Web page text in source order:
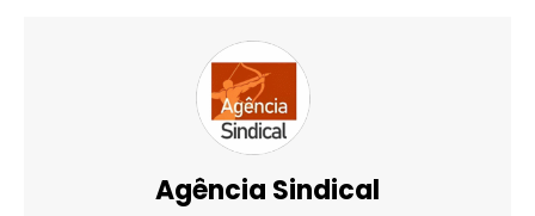
Agência Sindical